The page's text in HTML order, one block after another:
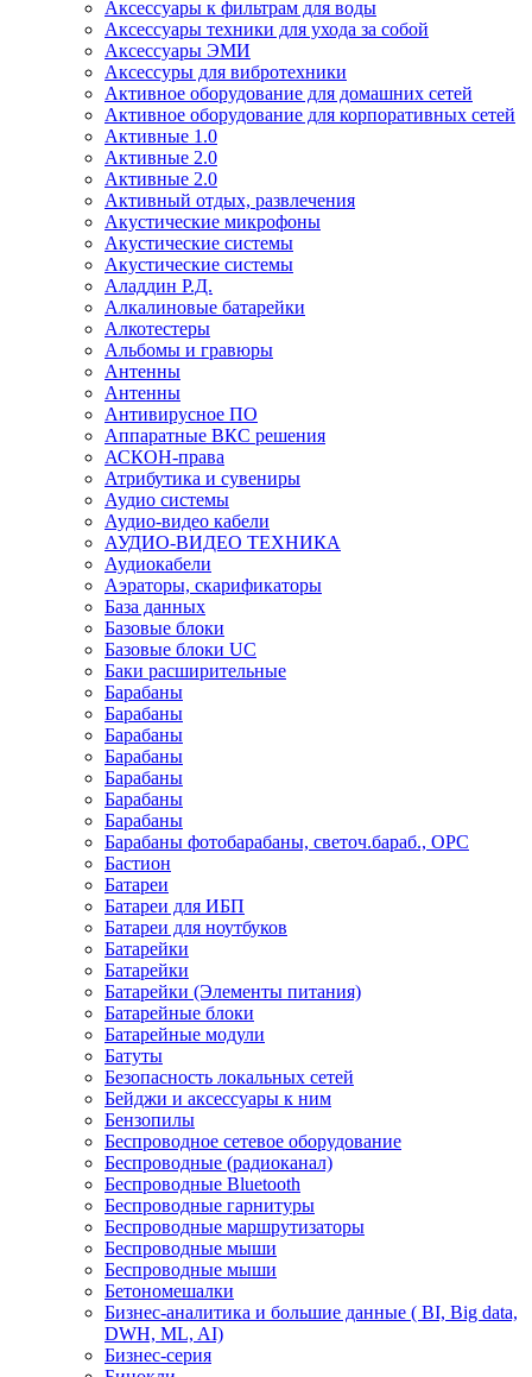
Аксессуары к фильтрам для воды
Аксессуары техники для ухода за собой
Аксессуары ЭМИ
Аксессуры для вибротехники
Активное оборудование для домашних сетей
Активное оборудование для корпоративных сетей
Активные 1.0
Активные 2.0
Активные 2.0
Активный отдых, развлечения
Акустические микрофоны
Акустические системы
Акустические системы
Аладдин Р.Д.
Алкалиновые батарейки
Алкотестеры
Альбомы и гравюры
Антенны
Антенны
Антивирусное ПО
Аппаратные ВКС решения
АСКОН-права
Атрибутика и сувениры
Аудио системы
Аудио-видео кабели
АУДИО-ВИДЕО ТЕХНИКА
Аудиокабели
Аэраторы, скарификаторы
База данных
Базовые блоки
Базовые блоки UC
Баки расширительные
Барабаны
Барабаны
Барабаны
Барабаны
Барабаны
Барабаны
Барабаны
Барабаны фотобарабаны, светоч.бараб., OPC
Бастион
Батареи
Батареи для ИБП
Батареи для ноутбуков
Батарейки
Батарейки
Батарейки (Элементы питания)
Батарейные блоки
Батарейные модули
Батуты
Безопасность локальных сетей
Бейджи и аксесcуары к ним
Бензопилы
Беспроводное сетевое оборудование
Беспроводные (радиоканал)
Беспроводные Bluetooth
Беспроводные гарнитуры
Беспроводные маршрутизаторы
Беспроводные мыши
Беспроводные мыши
Бетономешалки
Бизнес-аналитика и большие данные ( BI, Big data,
DWH, ML, AI)
Бизнес-серия